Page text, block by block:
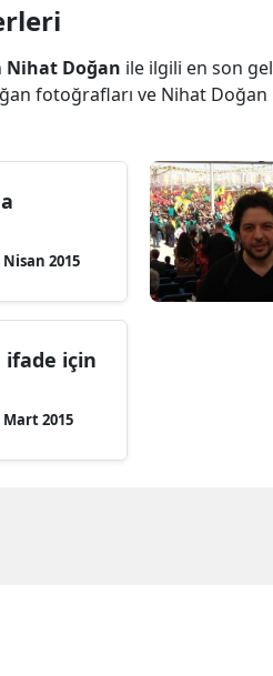
Nihat Doğan ile ilgili en son
fotoğrafları ve Nihat
Nisan 2015
ifade için
Mart 2015